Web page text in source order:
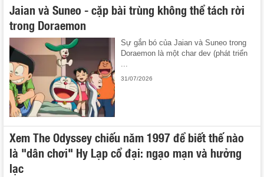
Jaian và Suneo - cặp bài trùng không thể tách rời
trong Doraemon
Sự gắn bó của Jaian và Suneo trong
Doraemon là một char dev (phát triển
...
31/07/2026
Xem The Odyssey chiếu năm 1997 để biết thế nào
là "dân chơi" Hy Lạp cổ đại: ngạo mạn và hưởng
lạc